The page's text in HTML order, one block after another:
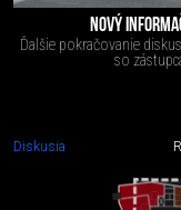
NOVÝ
Ďalšie pokračovanie
so
Diskusia